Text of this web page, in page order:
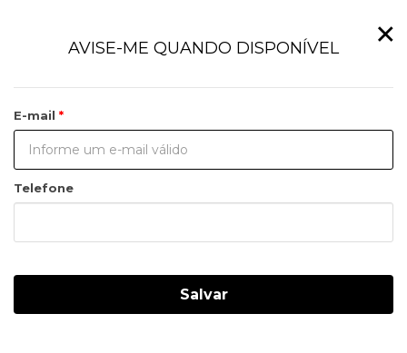
×
AVISE-ME QUANDO DISPONÍVEL
E-mail
Telefone
Salvar